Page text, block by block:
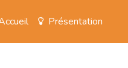
Présentation